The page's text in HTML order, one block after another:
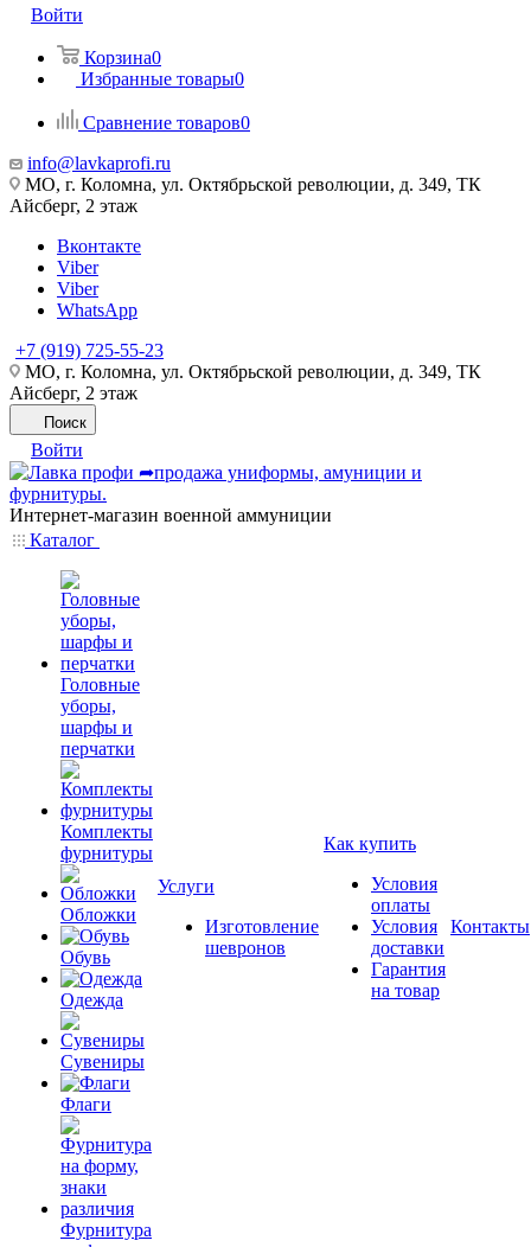
Войти
Корзина0
Избранные товары0
Сравнение товаров0
info@lavkaprofi.ru
МО, г. Коломна, ул. Октябрьской революции, д. 349, ТК
Айсберг, 2 этаж
Вконтакте
Viber
Viber
WhatsApp
+7 (919) 725-55-23
МО, г. Коломна, ул. Октябрьской революции, д. 349, ТК
Айсберг, 2 этаж
Поиск
Войти
Интернет-магазин военной аммуниции
Каталог
Головные
уборы,
шарфы и
перчатки
Комплекты
фурнитуры
Обложки
Обувь
Одежда
Сувениры
Флаги
Фурнитура
Услуги
Изготовление
шевронов
Как купить
Условия
оплаты
Условия
доставки
Гарантия
на товар
Контакты